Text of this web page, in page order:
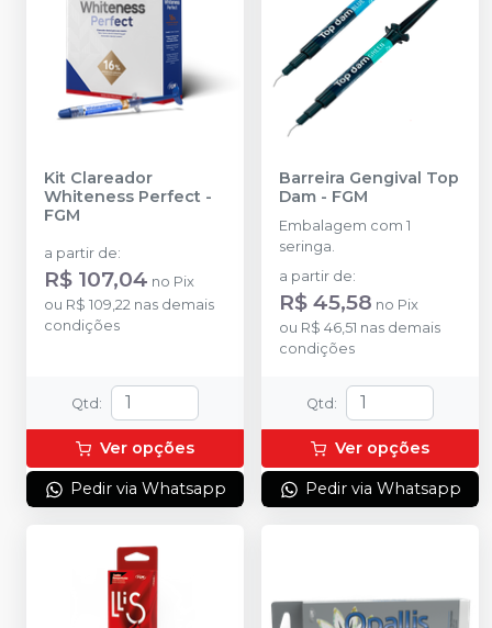
Kit Clareador
Whiteness Perfect -
FGM
a partir de:
R$ 107,04 no Pix
ou R$ 109,22 nas demais
condições
Qtd:
Ver opções
Pedir via Whatsapp
Barreira Gengival Top
Dam - FGM
Embalagem com 1
seringa.
a partir de:
R$ 45,58 no Pix
ou R$ 46,51 nas demais
condições
Qtd:
Ver opções
Pedir via Whatsapp